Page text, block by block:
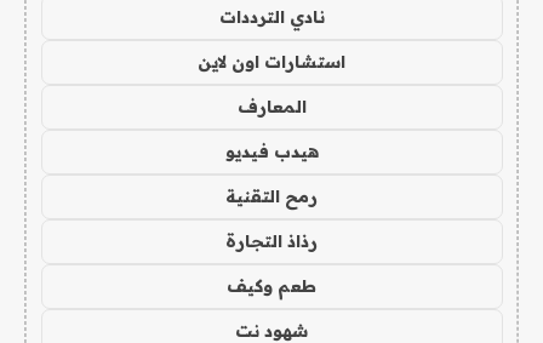
نادي الترددات
استشارات اون لاين
المعارف
هيدب فيديو
رمح التقنية
رذاذ التجارة
طعم وكيف
شهود نت